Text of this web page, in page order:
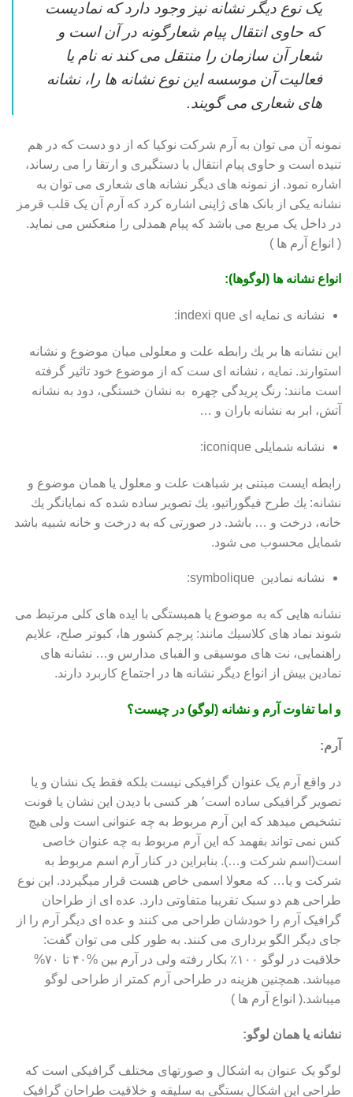
یک نوع دیگر نشانه نیز وجود دارد که نمادیست
که حاوی انتقال پیام شعارگونه در آن است و
شعار آن سازمان را منتقل می کند نه نام یا
فعالیت آن موسسه این نوع نشانه ها را، نشانه
های شعاری می گویند.
نمونه آن می توان به آرم شرکت نوکیا که از دو دست که در هم
تنیده است و حاوی پیام انتقال یا دستگیری و ارتقا را می رساند،
اشاره نمود. از نمونه های دیگر نشانه های شعاری می توان به
نشانه یکی از بانک های ژاپنی اشاره کرد که آرم آن یک قلب قرمز
در داخل یک مربع می باشد که پیام همدلی را منعکس می نماید.
( انواع آرم ها )
انواع نشانه ها (لوگوها):
نشانه ی نمایه ای indexi que:
این نشانه ها بر یك رابطه علت و معلولی میان موضوع و نشانه
استوارند. نمایه ، نشانه ای ست كه از موضوع خود تاثیر گرفته
است مانند: رنگ پریدگی چهره به نشان خستگی، دود به نشانه
آتش، ابر به نشانه باران و …
نشانه شمایلی iconique:
رابطه ایست مبتنی بر شباهت علت و معلول یا همان موضوع و
نشانه: یك طرح فیگوراتیو، یك تصویر ساده شده كه نمایانگر یك
خانه، درخت و … باشد. در صورتی كه به درخت و خانه شبیه باشد
شمایل محسوب می شود.
نشانه نمادین symbolique:
نشانه هایی كه به موضوع یا همبستگی با ایده های كلی مرتبط می
شوند نماد های كلاسیك مانند: پرچم كشور ها، كبوتر صلح، علایم
راهنمایی، نت های موسیقی و الفبای مدارس و… نشانه های
نمادین بیش از انواع دیگر نشانه ها در اجتماع كاربرد دارند.
و اما تفاوت آرم و نشانه (لوگو) در چیست؟
آرم:
در واقع آرم یک عنوان گرافیکی نیست بلکه فقط یک نشان و یا
تصویر گرافیکی ساده است٬ هر کسی با دیدن این نشان یا فونت
تشخیص میدهد که این آرم مربوط به چه عنوانی است ولی هیچ
کس نمی تواند بفهمد که این آرم مربوط به چه عنوان خاصی
است(اسم شرکت و…). بنابراین در کنار آرم اسم مربوط به
شرکت و یا… که معولا اسمی خاص هست قرار میگیردد. این نوع
طراحی هم دو سبک تقریبا متفاوتی دارد. عده ای از طراحان
گرافیک آرم را خودشان طراحی می کنند و عده ای دیگر آرم را از
جای دیگر الگو برداری می کنند. به طور کلی می توان گفت:
خلاقیت در لوگو ۱۰۰٪ بکار رفته ولی در آرم بین %۴۰ تا ۷۰%
میباشد. همچنین هزینه در طراحی آرم کمتر از طراحی لوگو
میباشد.( انواع آرم ها )
نشانه یا همان لوگو:
لوگو یک عنوان به اشکال و صورتهای مختلف گرافیکی است که
طراحی این اشکال بستگی به سلیقه و خلاقیت طراحان گرافیک